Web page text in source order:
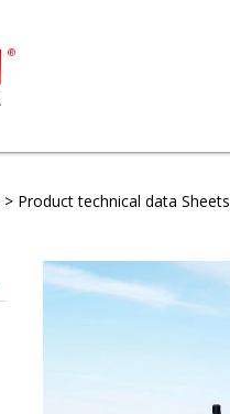
> Product technical data Sheets